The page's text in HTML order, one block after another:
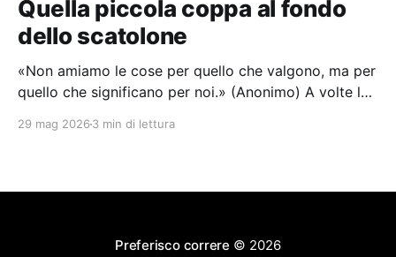
Quella piccola coppa al fondo
dello scatolone
«Non amiamo le cose per quello che valgono, ma per
quello che significano per noi.» (Anonimo) A volte le
rumore, travestite da giorno qualunque. Ogni volta
29 mag 2026 3 min di lettura
Preferisco correre © 2026